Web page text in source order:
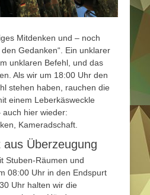
Mitdenken und – noch
Gedanken“. Ein unklarer
unklaren Befehl, und das
Als wir um 18:00 Uhr den
stehen haben, rauchen die
einem Leberkäsweckle
hier wieder:
Kameradschaft.
Überzeugung
Stuben-Räumen und
08:00 Uhr in den Endspurt
Uhr halten wir die